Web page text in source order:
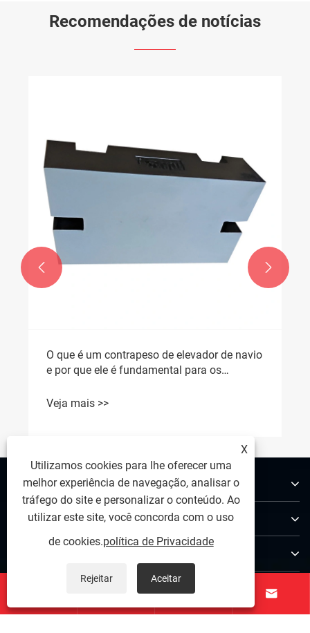
Recomendações de notícias
O que é um contrapeso de elevador de navio
e por que ele é fundamental para os
Veja mais >>
 
Sobre nós
Produtos
 
X
Utilizamos cookies para lhe oferecer uma
melhor experiência de navegação, analisar o
tráfego do site e personalizar o conteúdo. Ao
utilizar este site, você concorda com o uso
de cookies.política de Privacidade
Rejeitar Aceitar